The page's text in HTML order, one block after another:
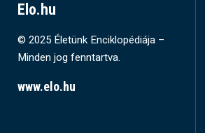
Elo.hu
© 2025 Életünk Enciklopédiája –
Minden jog fenntartva.
www.elo.hu